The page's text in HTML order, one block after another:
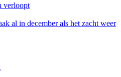
verloopt
al in december als het zacht weer